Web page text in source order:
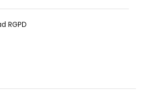
RGPD